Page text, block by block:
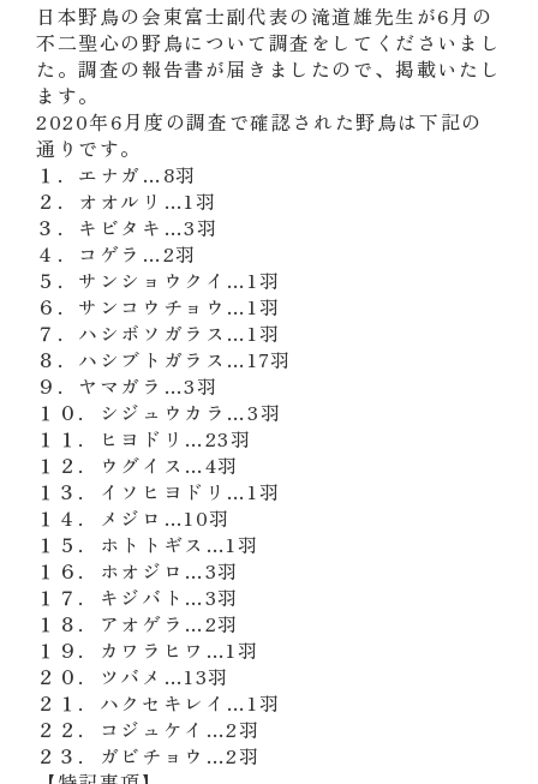
日本野鳥の会東富士副代表の滝道雄先生が6月の
不二聖心の野鳥について調査をしてくださいまし
た。調査の報告書が届きましたので、掲載いたし
ます。
2020年6月度の調査で確認された野鳥は下記の
通りです。
１．エナガ…8羽
２．オオルリ…1羽
３．キビタキ …3羽
４．コゲラ …2羽
５．サンショウクイ … 1羽
６．サンコウチョウ … 1羽
７．ハシボソガラス … 1羽
８．ハシブトガラス … 17羽
９．ヤマガラ …3羽
１０．シジュウカラ …3羽
１１．ヒヨドリ …23羽
１２．ウグイス …4羽
１３．イソヒヨドリ … 1羽
１４．メジロ …10羽
１５．ホトトギス …1羽
１６．ホオジロ …3羽
１７．キジバト …3羽
１８．アオゲラ …2羽
１９．カワラヒワ …1羽
２０．ツバメ …13羽
２１．ハクセキレイ … 1羽
２２．コジュケイ …2羽
２３．ガビチョウ …2羽